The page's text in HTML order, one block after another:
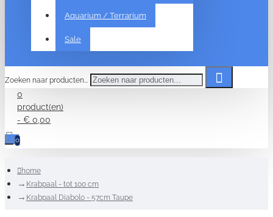
Aquarium / Terrarium
Sale
Zoeken naar producten...
0
product(en)
- € 0,00
0
home
Krabpaal - tot 100 cm
Krabpaal Diabolo - 57cm Taupe